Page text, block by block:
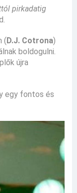
pirkadatig
(D.J. Cotrona)
boldogulni.
újra
egy fontos és